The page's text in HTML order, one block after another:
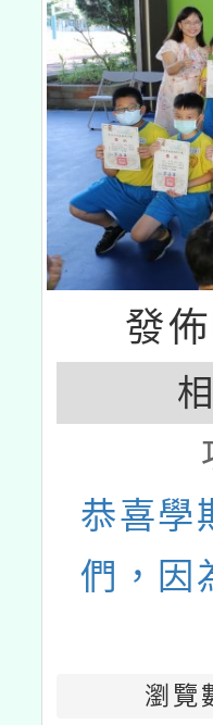
發
恭喜學
們，因
瀏覽